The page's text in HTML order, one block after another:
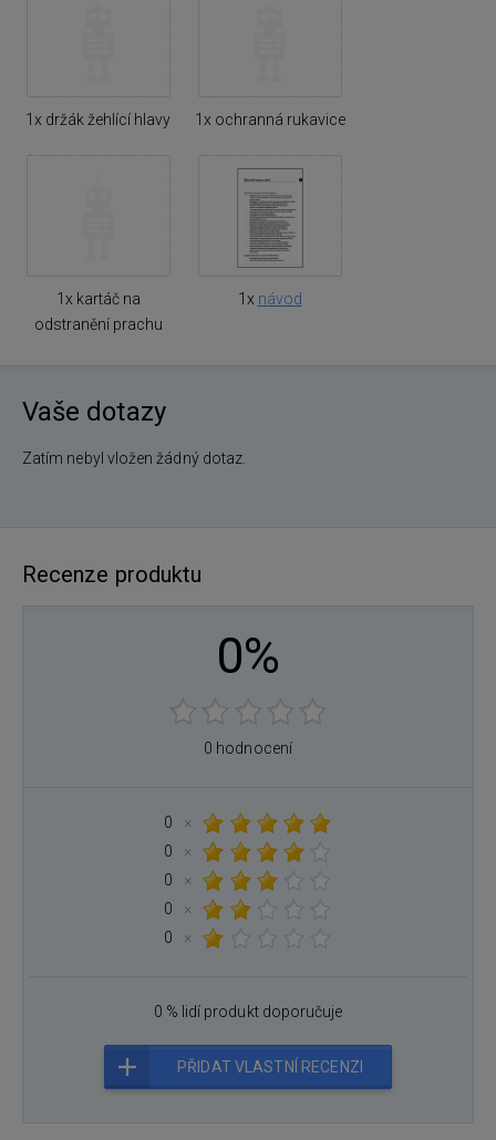
1x držák žehlící hlavy 1x ochranná rukavice
1x kartáč na
odstranění prachu
1x návod
Vaše dotazy
Zatím nebyl vložen žádný dotaz.
Recenze produktu
0%
0 hodnocení
0
×
0
×
0
×
0
×
0
×
0 % lidí produkt doporučuje
PŘIDAT VLASTNÍ RECENZI